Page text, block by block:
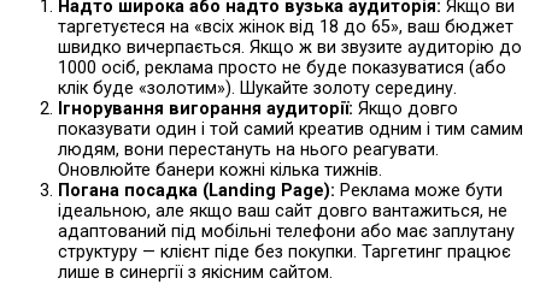
Надто широка або надто вузька аудиторія: Якщо ви
таргетуєтеся на «всіх жінок від 18 до 65», ваш бюджет
швидко вичерпається. Якщо ж ви звузите аудиторію до
1000 осіб, реклама просто не буде показуватися (або
клік буде «золотим»). Шукайте золоту середину.
Ігнорування вигорання аудиторії: Якщо довго
показувати один і той самий креатив одним і тим самим
людям, вони перестануть на нього реагувати.
Оновлюйте банери кожні кілька тижнів.
Погана посадка (Landing Page): Реклама може бути
ідеальною, але якщо ваш сайт довго вантажиться, не
адаптований під мобільні телефони або має заплутану
структуру — клієнт піде без покупки. Таргетинг працює
лише в синергії з якісним сайтом.